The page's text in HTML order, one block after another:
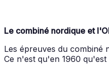
Le combiné nordique et
Les épreuves du combiné
Ce n'est qu'en 1960